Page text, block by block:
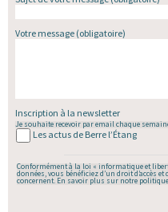
Votre message(obligatoire)
Inscription à la newsletter
Je souhaite recevoir par email chaque
Les actus de Berre l’Étang
Conformément à la loi « informatique et
données, vous bénéficiez d’un droit d’accès
concernent. En savoir plus sur notre